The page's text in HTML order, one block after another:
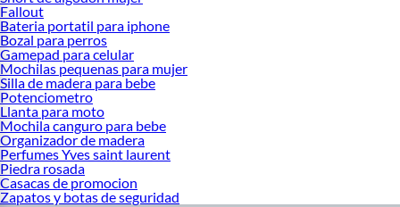
Fallout
Bateria portatil para iphone
Bozal para perros
Gamepad para celular
Mochilas pequenas para mujer
Silla de madera para bebe
Potenciometro
Llanta para moto
Mochila canguro para bebe
Organizador de madera
Perfumes Yves saint laurent
Piedra rosada
Casacas de promocion
Zapatos y botas de seguridad